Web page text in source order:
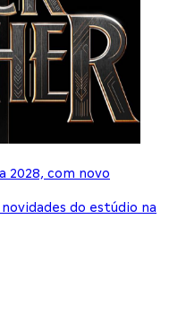
2028, com novo
do estúdio na